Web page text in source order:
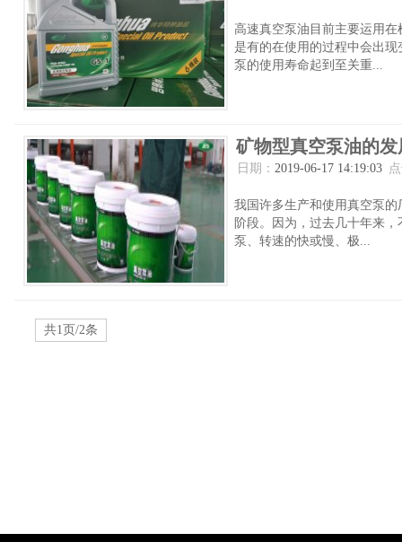
高速真空泵油目前主要运用
是有的在使用的过程中会出
泵的使用寿命起到至关重...
矿物型真空泵油的
日期： 2019-06-17 14:19:03
我国许多生产和使用真空泵
阶段。因为，过去几十年来
泵、转速的快或慢、极...
共1页/2条